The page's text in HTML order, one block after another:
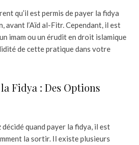
qu’il est permis de payer la fidya
avant l’Aïd al-Fitr. Cependant, il est
imam ou un érudit en droit islamique
de cette pratique dans votre
Fidya : Des Options
quand payer la fidya, il est
la sortir. Il existe plusieurs